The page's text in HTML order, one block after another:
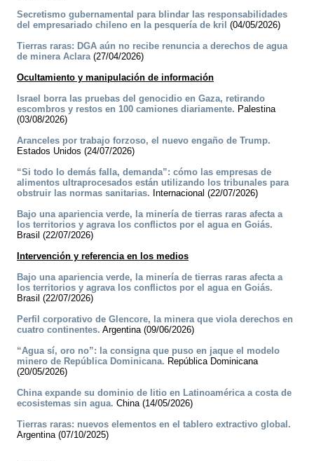
Secretismo gubernamental para blindar las responsabilidades
del empresariado chileno en la pesquería de kril (04/05/2026)
Tierras raras: DGA aún no recibe renuncia a derechos de agua
de minera Aclara(27/04/2026)
Ocultamiento y manipulación de información
Israel borra las pruebas del genocidio en Gaza, retirando
escombros y restos en 100 camiones diariamente. Palestina
(03/08/2026)
Aranceles por trabajo forzoso, el nuevo engaño de Trump.
Estados Unidos (24/07/2026)
“Si todo lo demás falla, demanda”: cómo las empresas de
alimentos ultraprocesados están utilizando los tribunales para
obstruir las normas sanitarias. Internacional (22/07/2026)
Bajo una apariencia verde, la minería de tierras raras afecta a
los territorios y agrava los conflictos por el agua en Goiás.
Brasil (22/07/2026)
Intervención y referencia en los medios
Bajo una apariencia verde, la minería de tierras raras afecta a
los territorios y agrava los conflictos por el agua en Goiás.
Brasil (22/07/2026)
Perfil corporativo de Glencore, la minera que viola derechos en
cuatro continentes. Argentina (09/06/2026)
“Agua sí, oro no”: la consigna que puso en jaque el modelo
minero de República Dominicana. República Dominicana
(20/05/2026)
China expande su dominio de litio en Latinoamérica a costa de
ecosistemas sin agua. China (14/05/2026)
Tierras raras: nuevos elementos en el tablero extractivo global.
Argentina (07/10/2025)